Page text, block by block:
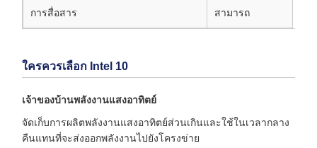
การสื่อสาร สามารถ
ใครควรเลือก Intel 10
เจ้าของบ้านพลังงานแสงอาทิตย์
จัดเก็บการผลิตพลังงานแสงอาทิตย์ส่วนเกินและใช้ในเวลากลาง
คืนแทนที่จะส่งออกพลังงานไปยังโครงข่าย